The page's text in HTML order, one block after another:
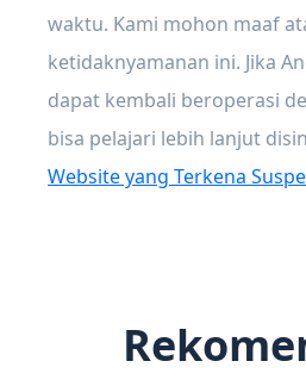
waktu. Kami mohon maaf
ketidaknyamanan ini. Jika
dapat kembali beroperasi
bisa pelajari lebih lanjut
Website yang Terkena